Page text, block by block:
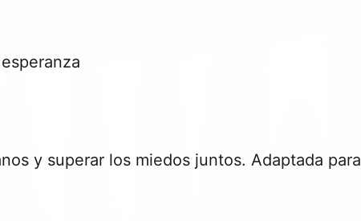
y superar los miedos juntos. Adaptada para